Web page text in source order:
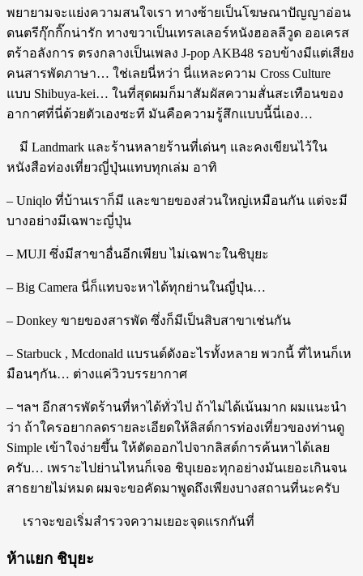
พยายามจะแย่งความสนใจเรา ทางซ้ายเป็นโฆษณาปัญญาอ่อน
ดนตรีกุ๊กกิ๊กน่ารัก ทางขวาเป็นเทรลเลอร์หนังฮอลลีวูด ออเครส
ตร้าอลังการ ตรงกลางเป็นเพลง J-pop AKB48 รอบข้างมีแต่เสียง
คนสารพัดภาษา… ใช่เลยนี่หว่า นี่แหละความ Cross Culture
แบบ Shibuya-kei… ในที่สุดผมก็มาสัมผัสความสั่นสะเทือนของ
อากาศที่นี่ด้วยตัวเองซะที มันคือความรู้สึกแบบนี้นี่เอง…
มี Landmark และร้านหลายร้านที่เด่นๆ และคงเขียนไว้ใน
หนังสือท่องเที่ยวญี่ปุ่นแทบทุกเล่ม อาทิ
– Uniqlo ที่บ้านเราก็มี และขายของส่วนใหญ่เหมือนกัน แต่จะมี
บางอย่างมีเฉพาะญี่ปุ่น
– MUJI ซึ่งมีสาขาอื่นอีกเพียบ ไม่เฉพาะในชิบุยะ
– Big Camera นี่ก็แทบจะหาได้ทุกย่านในญี่ปุ่น…
– Donkey ขายของสารพัด ซึ่งก็มีเป็นสิบสาขาเช่นกัน
– Starbuck , Mcdonald แบรนด์ดังอะไรทั้งหลาย พวกนี้ ที่ไหนก็เห
มือนๆกัน… ต่างแค่วิวบรรยากาศ
– ฯลฯ อีกสารพัดร้านที่หาได้ทั่วไป ถ้าไม่ได้เน้นมาก ผมแนะนำ
ว่า ถ้าใครอยากลดรายละเอียดให้ลิสต์การท่องเที่ยวของท่านดู
Simple เข้าใจง่ายขึ้น ให้ตัดออกไปจากลิสต์การค้นหาได้เลย
ครับ… เพราะไปย่านไหนก็เจอ ชิบุเยอะทุกอย่างมันเยอะเกินจน
สาธยายไม่หมด ผมจะขอคัดมาพูดถึงเพียงบางสถานที่นะครับ
เราจะขอเริ่มสำรวจความเยอะจุดแรกกันที่
ห้าแยก ชิบุยะ